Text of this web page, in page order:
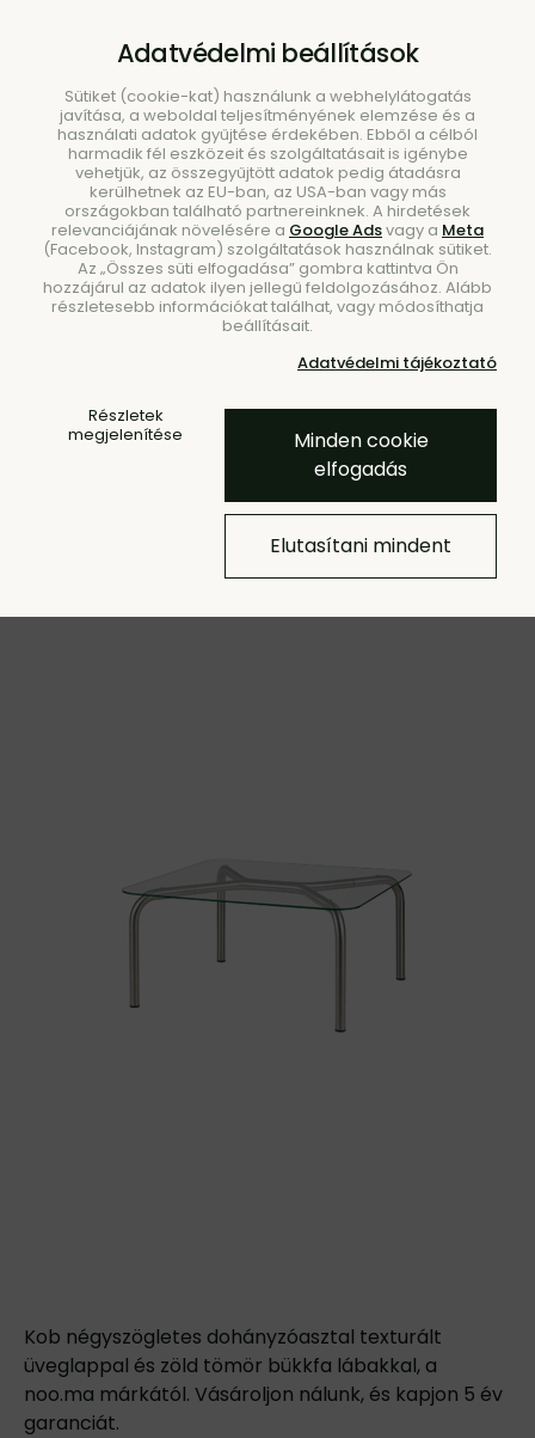
Keresés
dohányzóasztal, zöld –
Kob négyszögletes dohányzóasztal texturált
üveglappal és zöld tömör bükkfa lábakkal, a
noo.ma márkától. Vásároljon nálunk, és kapjon 5 év
garanciát.
Adatvédelmi beállítások
Sütiket (cookie-kat) használunk a webhelylátogatás
javítása, a weboldal teljesítményének elemzése és a
használati adatok gyűjtése érdekében. Ebből a célból
harmadik fél eszközeit és szolgáltatásait is igénybe
vehetjük, az összegyűjtött adatok pedig átadásra
kerülhetnek az EU-ban, az USA-ban vagy más
országokban található partnereinknek. A hirdetések
relevanciájának növelésére a Google Adsvagy a Meta
(Facebook, Instagram) szolgáltatások használnak sütiket.
Az „Összes süti elfogadása” gombra kattintva Ön
hozzájárul az adatok ilyen jellegű feldolgozásához. Alább
részletesebb információkat találhat, vagy módosíthatja
beállításait.
Adatvédelmi tájékoztató
Részletek
megjelenítése
Minden cookie
elfogadás
Elutasítani mindent